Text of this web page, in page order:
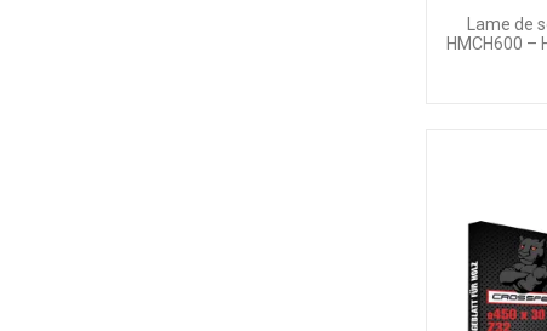
Lame de
HMCH600 –